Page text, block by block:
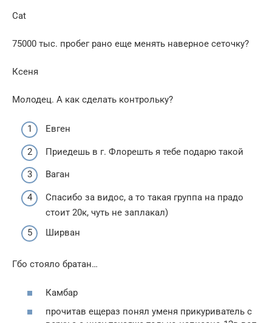
Cat
75000 тыс. пробег рано еще менять наверное сеточку?
Ксеня
Молодец. А как сделать контрольку?
Евген
Приедешь в г. Флорешть я тебе подарю такой
Ваган
Спасибо за видос, а то такая группа на прадо
стоит 20к, чуть не заплакал)
Ширван
Гбо стояло братан…
Камбар
прочитав ещераз понял уменя прикуриватель с